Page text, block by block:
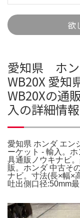
欲
愛知県 ホ
WB20X 愛知
WB20Xの通
入の詳細情報
愛知県 ホンダ エン
ーケット - 輸入。
具通販ノウキナビ
販。ホンダ 中古そ
ナビ。寸法(長×幅×
吐出側口径:50mm